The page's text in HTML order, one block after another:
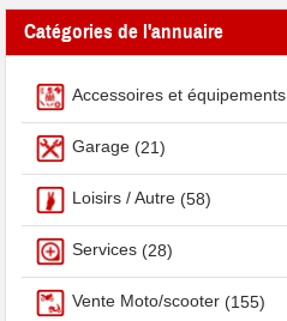
Catégories de l'annuaire
Accessoires et équipements
Garage (21)
Loisirs / Autre (58)
Services (28)
Vente Moto/scooter (155)